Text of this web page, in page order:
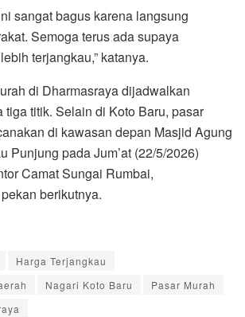
sangat bagus karena langsung
Semoga terus ada supaya
terjangkau,” katanya.
di Dharmasraya dijadwalkan
tiga titik. Selain di Koto Baru, pasar
di kawasan depan Masjid Agung
Punjung pada Jum’at (22/5/2026)
Camat Sungai Rumbai,
berikutnya.
Harga Terjangkau
Nagari Koto Baru
Pasar Murah